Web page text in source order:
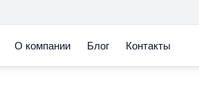
О компании Блог Контакты